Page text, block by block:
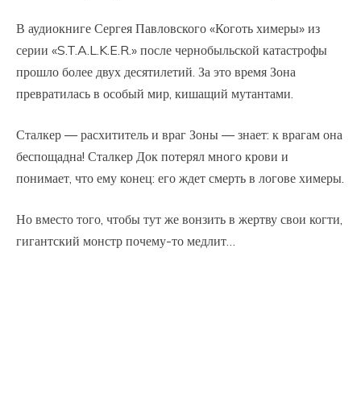
В аудиокниге Сергея Павловского «Коготь химеры» из
серии «S.T.A.L.K.E.R.» после чернобыльской катастрофы
прошло более двух десятилетий. За это время Зона
превратилась в особый мир, кишащий мутантами.
Сталкер — расхититель и враг Зоны — знает: к врагам она
беспощадна! Сталкер Док потерял много крови и
понимает, что ему конец: его ждет смерть в логове химеры.
Но вместо того, чтобы тут же вонзить в жертву свои когти,
гигантский монстр почему-то медлит…